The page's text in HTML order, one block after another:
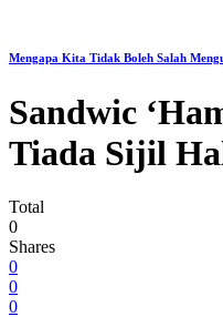
Mengapa Kita Tidak Boleh Salah
Sandwic
Tiada Sijil
Total
0
Shares
0
0
0